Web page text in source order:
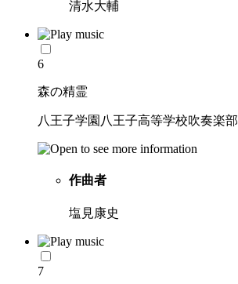
清水大輔
6
森の精霊
八王子学園八王子高等学校吹奏楽部
作曲者
塩見康史
7